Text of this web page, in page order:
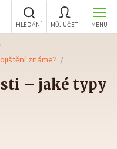
MENU
MŮJ ÚČET
HLEDÁNÍ
známe?
– jaké typy